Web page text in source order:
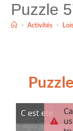
Puzzle
> Activités >